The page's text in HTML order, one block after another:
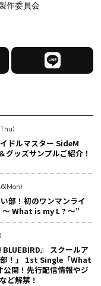
作委員会
L
I
シ
ェ
ア
す
る
ドルマスター SideM
グッズサンプルご紹介！
部！初のワンマンライ
What is my L ? ～”
BLUEBIRD』 スクールア
部！」 1st Single「What
開！先行配信情報やジ
ど解禁！